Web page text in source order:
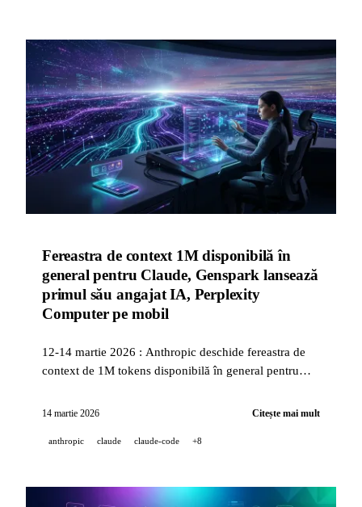
Fereastra de context 1M disponibilă în
general pentru Claude, Genspark lansează
primul său angajat IA, Perplexity
Computer pe mobil
12-14 martie 2026 : Anthropic deschide fereastra de
context de 1M tokens disponibilă în general pentru
Workspace 3.0 cu agentul său Claw și 385M$ strânși,
14 martie 2026 Citește mai mult
anthropic claude claude-code +8